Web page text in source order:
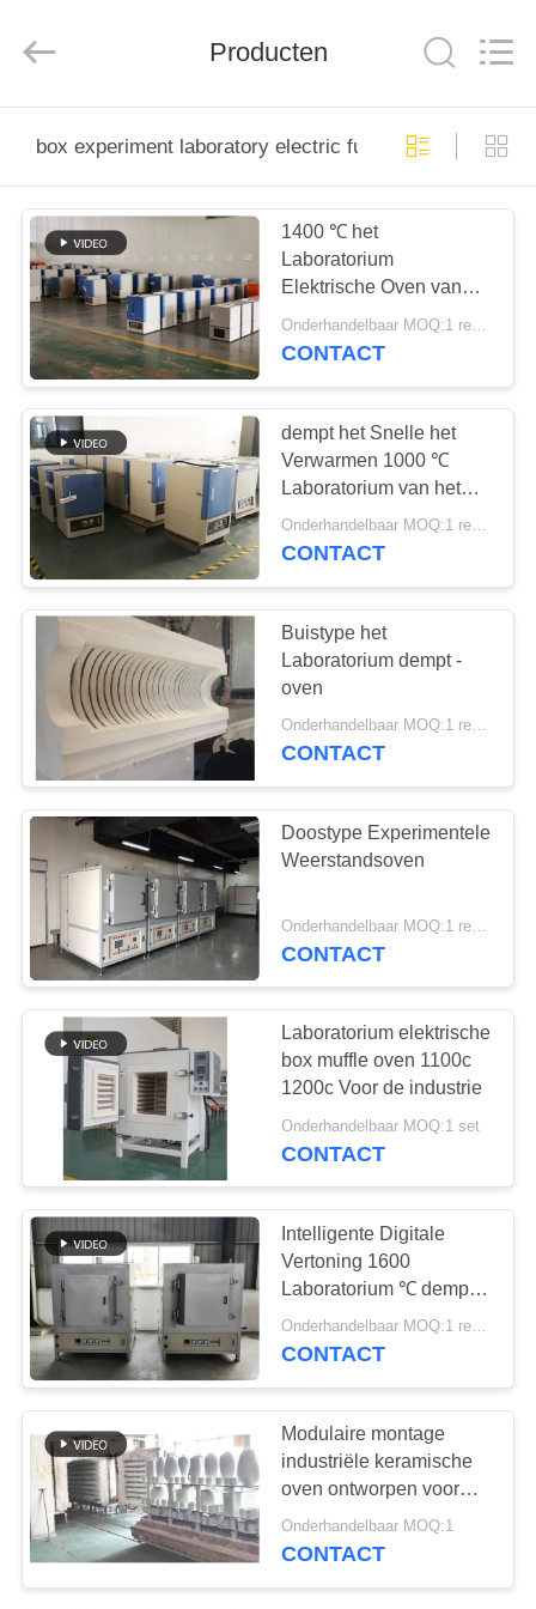
PRODUCTEN
VIDEO'S
OVER
ONS
FABRIEKSTOCHT
KWALITEITSCONTROLE
NIEUWS
GEVALLEN
VRAAG
EEN
OFFERTE
SITEMAP
PRIVACY
POLICY
Producten
box experiment laboratory electric furnace
1400 ℃ het
Laboratorium
Elektrische Oven van
het Doosexperiment
Onderhandelbaar MOQ:1 reeks
CONTACT
dempt het Snelle het
Verwarmen 1000 ℃
Laboratorium van het
Doosexperiment - oven
Onderhandelbaar MOQ:1 reeks
CONTACT
Buistype het
Laboratorium dempt -
oven
Onderhandelbaar MOQ:1 reeks
CONTACT
Doostype Experimentele
Weerstandsoven
CONTACT
Laboratorium elektrische
box muffle oven 1100c
1200c Voor de industrie
Onderhandelbaar MOQ:1 set
CONTACT
Intelligente Digitale
Vertoning 1600
Laboratorium ℃ dempt -
oven
Onderhandelbaar MOQ:1 reeks
CONTACT
Modulaire montage
industriële keramische
oven ontworpen voor
industriële thermische
toepassingen met een
Onderhandelbaar MOQ:1
CONTACT